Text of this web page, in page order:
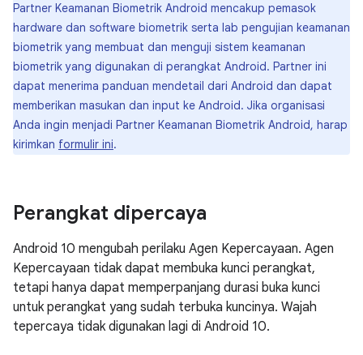
Partner Keamanan Biometrik Android mencakup pemasok
hardware dan software biometrik serta lab pengujian keamanan
biometrik yang membuat dan menguji sistem keamanan
biometrik yang digunakan di perangkat Android. Partner ini
dapat menerima panduan mendetail dari Android dan dapat
memberikan masukan dan input ke Android. Jika organisasi
Anda ingin menjadi Partner Keamanan Biometrik Android, harap
kirimkan formulir ini.
Perangkat dipercaya
Android 10 mengubah perilaku Agen Kepercayaan. Agen
Kepercayaan tidak dapat membuka kunci perangkat,
tetapi hanya dapat memperpanjang durasi buka kunci
untuk perangkat yang sudah terbuka kuncinya. Wajah
tepercaya tidak digunakan lagi di Android 10.